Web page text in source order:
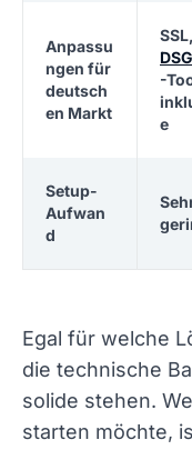
Anpassu
ngen für
deutsch
en Markt
SSL,
-
e
Setup-
Aufwan
d
Egal für welche
die technische
solide stehen.
starten möchte,